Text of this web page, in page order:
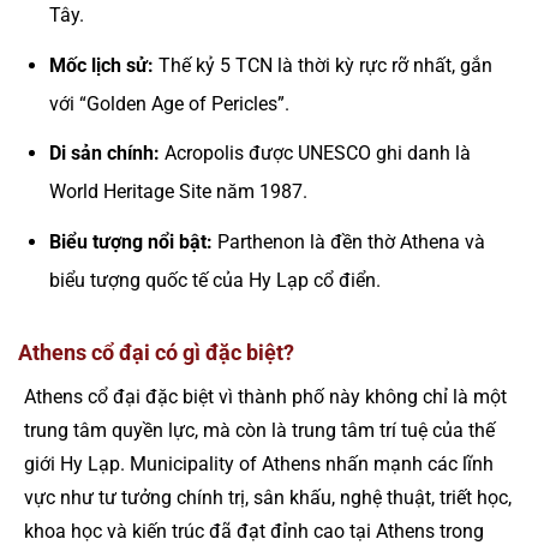
Tây.
Mốc lịch sử: Thế kỷ 5 TCN là thời kỳ rực rỡ nhất, gắn
với “Golden Age of Pericles”.
Di sản chính: Acropolis được UNESCO ghi danh là
World Heritage Site năm 1987.
Biểu tượng nổi bật: Parthenon là đền thờ Athena và
biểu tượng quốc tế của Hy Lạp cổ điển.
Athens cổ đại có gì đặc biệt?
Athens cổ đại đặc biệt vì thành phố này không chỉ là một
trung tâm quyền lực, mà còn là trung tâm trí tuệ của thế
giới Hy Lạp. Municipality of Athens nhấn mạnh các lĩnh
vực như tư tưởng chính trị, sân khấu, nghệ thuật, triết học,
khoa học và kiến trúc đã đạt đỉnh cao tại Athens trong